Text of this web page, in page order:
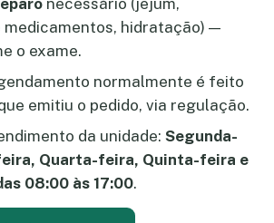
necessário (jejum,
medicamentos, hidratação) —
o exame.
normalmente é feito
emitiu o pedido, via regulação.
da unidade: Segunda-
Quarta-feira, Quinta-feira e
08:00 às 17:00.